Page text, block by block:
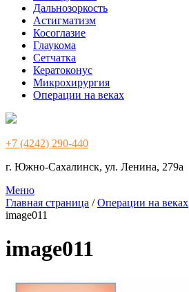
Дальнозоркость
Астигматизм
Косоглазие
Глаукома
Сетчатка
Кератоконус
Микрохирургия
Операции на веках
+7 (4242) 290-440
г. Южно-Сахалинск, ул. Ленина, 279а
Меню
Главная страница /Операции на веках
image011
image011